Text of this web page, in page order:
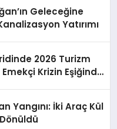
Geleceğine
Yatırımı
2026 Turizm
Krizin Eşiğinde
Yangını: İki Araç Kül